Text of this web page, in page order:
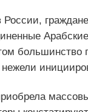
большинство